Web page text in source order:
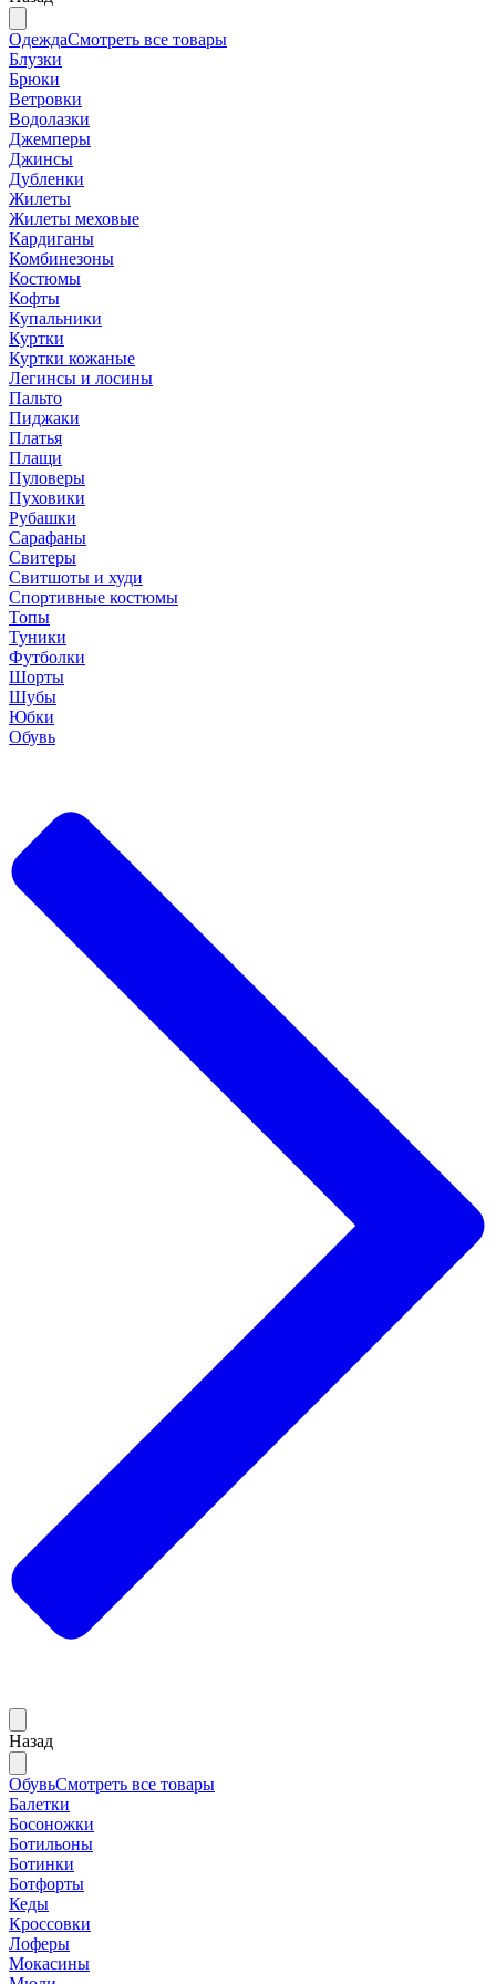
ОдеждаСмотреть все товары
Блузки
Брюки
Ветровки
Водолазки
Джемперы
Джинсы
Дубленки
Жилеты
Жилеты меховые
Кардиганы
Комбинезоны
Костюмы
Кофты
Купальники
Куртки
Куртки кожаные
Легинсы и лосины
Пальто
Пиджаки
Платья
Плащи
Пуловеры
Пуховики
Рубашки
Сарафаны
Свитеры
Свитшоты и худи
Спортивные костюмы
Топы
Туники
Футболки
Шорты
Шубы
Юбки
Обувь
Назад
ОбувьСмотреть все товары
Балетки
Босоножки
Ботильоны
Ботинки
Ботфорты
Кеды
Кроссовки
Лоферы
Мокасины